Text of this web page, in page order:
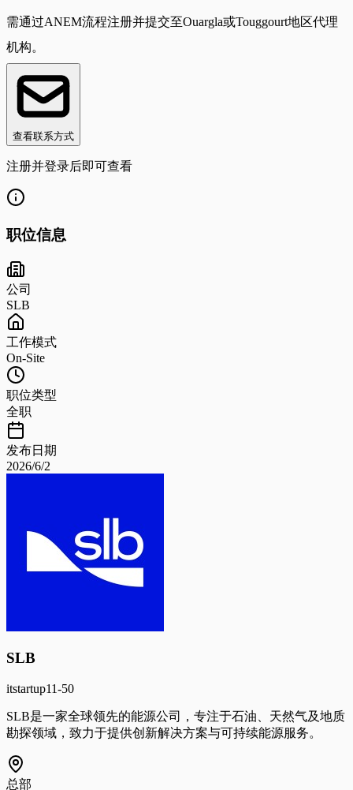
需通过ANEM流程注册并提交至Ouargla或Touggourt地区代理
机构。
查看联系方式
注册并登录后即可查看
职位信息
公司
SLB
工作模式
On-Site
职位类型
全职
发布日期
2026/6/2
SLB
itstartup11-50
SLB是一家全球领先的能源公司，专注于石油、天然气及地质
勘探领域，致力于提供创新解决方案与可持续能源服务。
总部